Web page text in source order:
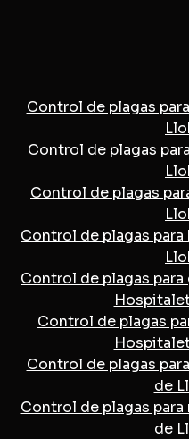
Control de plagas
Control de plagas
Control de plagas
Control de plagas
Control de plagas
Control de plagas
Control de plagas
de
Control de plagas
de